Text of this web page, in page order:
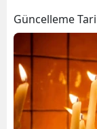
Güncelleme